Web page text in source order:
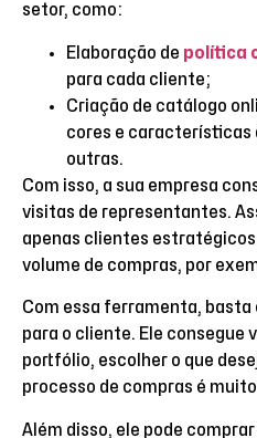
setor, como:
Elaboração de política
para cada cliente;
Criação de catálogo
cores e características
outras.
Com isso, a sua empresa
visitas de representantes.
apenas clientes
volume de compras, por
Com essa ferramenta, basta
para o cliente. Ele consegue
portfólio, escolher o que
processo de compras é
Além disso, ele pode